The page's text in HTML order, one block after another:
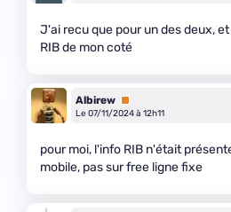
J'ai recu que pour un des deux,
RIB de mon coté
Albirew Premium
Le 07/11/2024 à 12h11
pour moi, l'info RIB n'était
mobile, pas sur free ligne fixe